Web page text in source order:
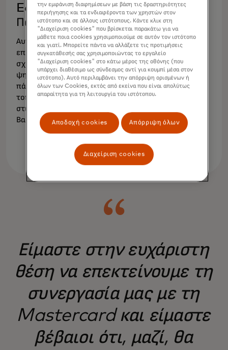
Easy Savings -
Πάντα εκεί
Αυτόματη εγγραφή και
επιστροφές από
σχετικούς παγκόσμιους
ψηφιακούς εμπόρους και
πάνω από 50.000
τοποθεσίες εμπόρων
στις ΗΠΑ και το Ηνωμένο
Βασίλειο.
Ειδικές
προσφορές Easy
Savings
Σχετικές παγκόσμιες και
τοπικές προσφορές, που
εξαργυρώνονται στην
ολοκλήρωση αγοράς, για
Είμαστε στην ευχάριστη
θέση να επεκτείνουμε τη
συνεργασία μας με τη
Mastercard και είμαστε
βέβαιοι ότι, μαζί, θα
την εμφάνιση διαφημίσεων με βάση τις δραστηριότητες
περιήγησης και τα ενδιαφέροντα των χρηστών στον
ιστότοπο και σε άλλους ιστότοπους. Κάντε κλικ στη
"Διαχείριση cookies" που βρίσκεται παρακάτω για να
μάθετε ποια cookies χρησιμοποιούμε σε αυτόν τον ιστότοπο
και γιατί. Μπορείτε πάντα να αλλάξετε τις προτιμήσεις
συγκατάθεσής σας χρησιμοποιώντας το εργαλείο
"Διαχείριση cookies" στο κάτω μέρος της οθόνης (που
υπάρχει διαθέσιμο ως σύνδεσμος αντί για κουμπί μέσα στον
ιστότοπο). Αυτό περιλαμβάνει την απόρριψη ορισμένων ή
όλων των Cookies, εκτός από εκείνα που είναι απολύτως
απαραίτητα για τη λειτουργία του ιστότοπου.
Αποδοχή cookies Απόρριψη όλων
Διαχείριση cookies